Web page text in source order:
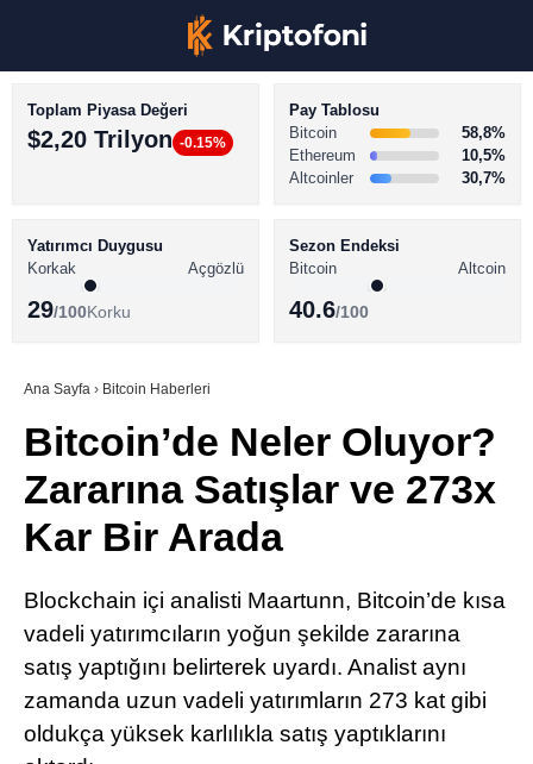
Youtube
TikTok
LinkedIn
Telegram
BİTCOİN HABERLERİ
ALTCOİN HABERLERİ
SÖZLÜK
Toplam Piyasa Değeri
$2,20 Trilyon -0.15%
Pay Tablosu
Bitcoin
58,8%
Ethereum
10,5%
Altcoinler
30,7%
Yatırımcı Duygusu
Korkak
Açgözlü
29/100Korku
Sezon Endeksi
Bitcoin
Altcoin
40.6/100
Ana Sayfa › Bitcoin Haberleri
Bitcoin’de Neler Oluyor?
Zararına Satışlar ve 273x
Kar Bir Arada
Blockchain içi analisti Maartunn, Bitcoin’de kısa
vadeli yatırımcıların yoğun şekilde zararına
satış yaptığını belirterek uyardı. Analist aynı
zamanda uzun vadeli yatırımların 273 kat gibi
oldukça yüksek karlılıkla satış yaptıklarını